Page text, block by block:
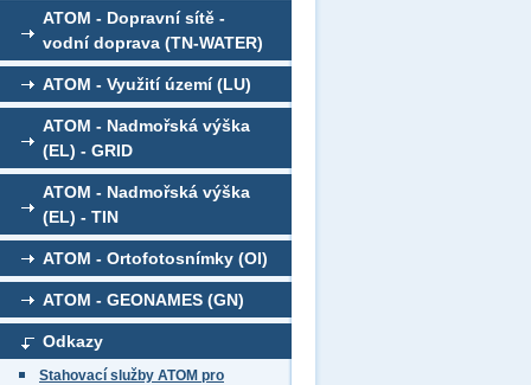
ATOM - Dopravní sítě -
vodní doprava (TN-WATER)
ATOM - Využití území (LU)
ATOM - Nadmořská výška
(EL) - GRID
ATOM - Nadmořská výška
(EL) - TIN
ATOM - Ortofotosnímky (OI)
ATOM - GEONAMES (GN)
Odkazy
Stahovací služby ATOM pro